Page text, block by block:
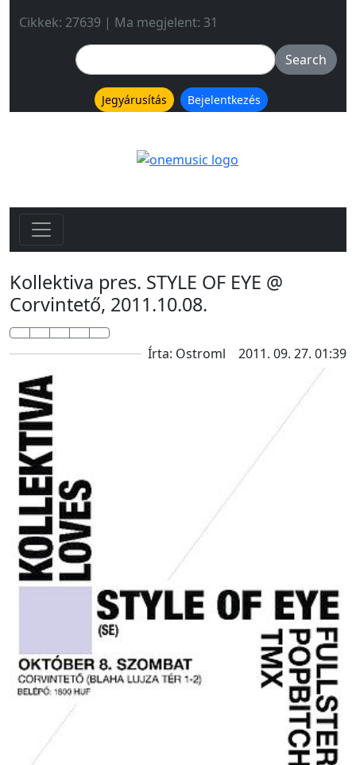
Cikkek: 27639 | Ma megjelent: 31
Jegyárusítás Bejelentkezés
Kollektiva pres. STYLE OF EYE @
Corvintető, 2011.10.08.
Írta: Ostroml 2011. 09. 27. 01:39